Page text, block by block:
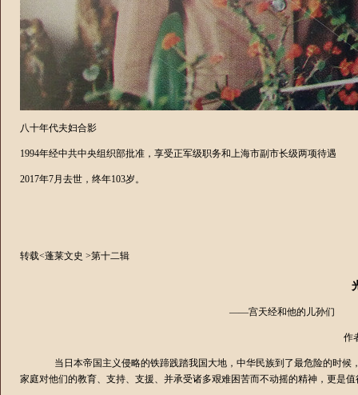
八十年代夫妇合影
1994年经中共中央组织部批准，享受正军级职务和上海市副市长级两项待遇
2017年7月去世，终年103岁。
转载<蓬莱文史 >第十二辑
——宫天经和他的儿孙们
作
当日本帝国主义侵略的铁蹄践踏我国大地，中华民族到了最危险的时
家庭对他们的教育、支持、支援、并承受诸多艰难困苦而不动摇的精神，更是